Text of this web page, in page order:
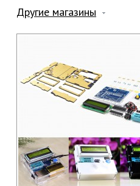
Другие магазины